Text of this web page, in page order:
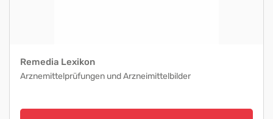
Remedia Lexikon
Arznemittelprüfungen und Arzneimittelbilder